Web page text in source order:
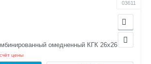
03611
омедненный КГК 26х26
цены